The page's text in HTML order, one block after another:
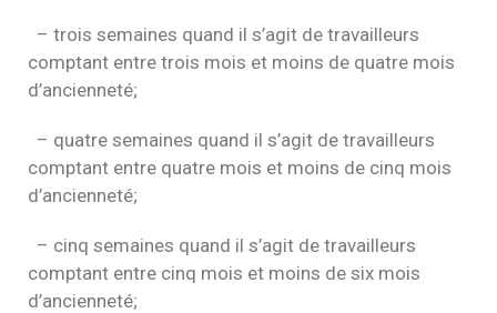
– trois semaines quand il s’agit de travailleurs
comptant entre trois mois et moins de quatre mois
d’ancienneté;
– quatre semaines quand il s’agit de travailleurs
comptant entre quatre mois et moins de cinq mois
d’ancienneté;
– cinq semaines quand il s’agit de travailleurs
comptant entre cinq mois et moins de six mois
d’ancienneté;